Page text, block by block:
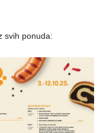
svih ponuda: